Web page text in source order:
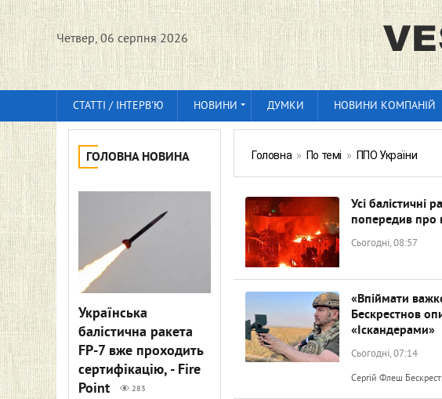
Четвер, 06 серпня 2026
СТАТТІ / ІНТЕРВ'Ю НОВИНИ ДУМКИ НОВИНИ КОМПАНІЙ
ГОЛОВНА НОВИНА
Українська
балістична ракета
FP-7 вже проходить
сертифікацію, - Fire
Point
283
Головна » По темі » ППО України
Усі балістичні
попередив про
Сьогодні, 08:57
«Впіймати
Бескрестнов
«Іскандерами»
Сьогодні, 07:14
Сергій Флеш